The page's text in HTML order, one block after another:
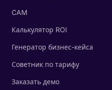
CAM
Калькулятор ROI
Генератор бизнес-кейса
Советник по тарифу
Заказать демо